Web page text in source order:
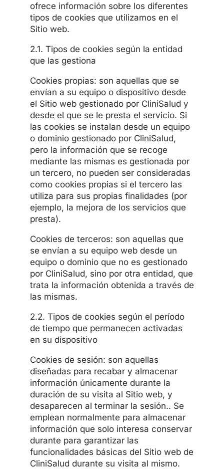
ofrece información sobre los diferentes
tipos de cookies que utilizamos en el
Sitio web.
2.1. Tipos de cookies según la entidad
que las gestiona
Cookies propias: son aquellas que se
envían a su equipo o dispositivo desde
el Sitio web gestionado por CliniSalud y
desde el que se le presta el servicio. Si
las cookies se instalan desde un equipo
o dominio gestionado por CliniSalud,
pero la información que se recoge
mediante las mismas es gestionada por
un tercero, no pueden ser consideradas
como cookies propias si el tercero las
utiliza para sus propias finalidades (por
ejemplo, la mejora de los servicios que
presta).
Cookies de terceros: son aquellas que
se envían a su equipo web desde un
equipo o dominio que no es gestionado
por CliniSalud, sino por otra entidad, que
trata la información obtenida a través de
las mismas.
2.2. Tipos de cookies según el período
de tiempo que permanecen activadas
en su dispositivo
Cookies de sesión: son aquellas
diseñadas para recabar y almacenar
información únicamente durante la
duración de su visita al Sitio web, y
desaparecen al terminar la sesión.. Se
emplean normalmente para almacenar
información que solo interesa conservar
durante para garantizar las
funcionalidades básicas del Sitio web de
CliniSalud durante su visita al mismo.